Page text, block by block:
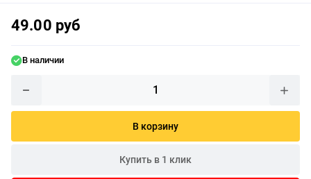
49.00 руб
В наличии
В корзину
Купить в 1 клик